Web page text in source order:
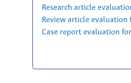
Research article
Review article evaluation
Case report evaluation